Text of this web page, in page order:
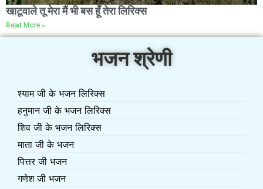
खाटूवाले तू मेरा मैं भी बस हूँ तेरा लिरिक्स
Read More »
भजन श्रेणी
श्याम जी के भजन लिरिक्स
हनुमान जी के भजन लिरिक्स
शिव जी के भजन लिरिक्स
माता जी के भजन
पित्तर जी भजन
गणेश जी भजन